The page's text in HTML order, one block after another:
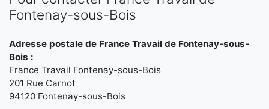
Fontenay-sous-Bois
Adresse postale de France Travail de Fontenay-sous-
Bois :
France Travail Fontenay-sous-Bois
201 Rue Carnot
94120 Fontenay-sous-Bois